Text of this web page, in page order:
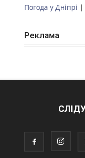
Погода у Дніпрі
Реклама